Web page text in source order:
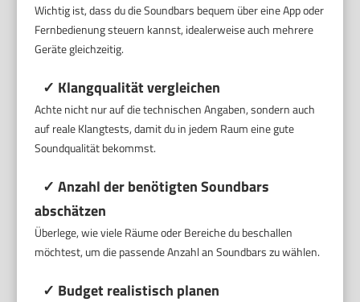
Wichtig ist, dass du die Soundbars bequem über eine App oder
Fernbedienung steuern kannst, idealerweise auch mehrere
Geräte gleichzeitig.
✓ Klangqualität vergleichen
Achte nicht nur auf die technischen Angaben, sondern auch
auf reale Klangtests, damit du in jedem Raum eine gute
Soundqualität bekommst.
✓ Anzahl der benötigten Soundbars
abschätzen
Überlege, wie viele Räume oder Bereiche du beschallen
möchtest, um die passende Anzahl an Soundbars zu wählen.
✓ Budget realistisch planen